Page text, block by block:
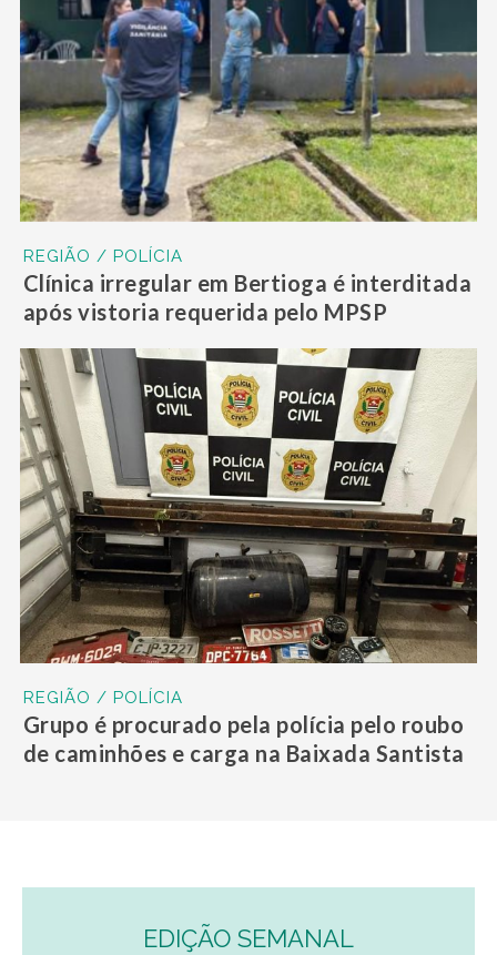
REGIÃO / POLÍCIA
Clínica irregular em Bertioga é interditada
após vistoria requerida pelo MPSP
REGIÃO / POLÍCIA
Grupo é procurado pela polícia pelo roubo
de caminhões e carga na Baixada Santista
EDIÇÃO SEMANAL